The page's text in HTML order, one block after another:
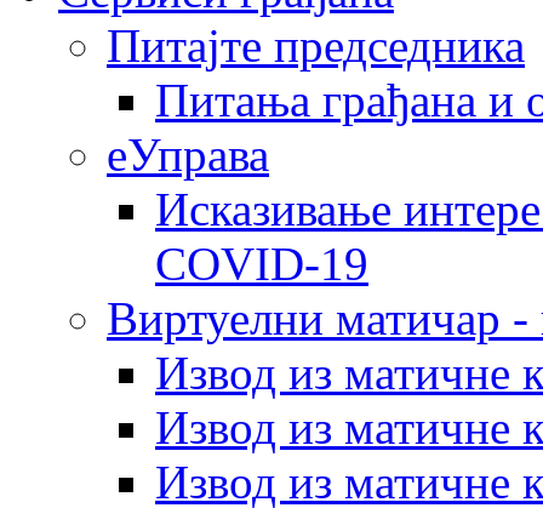
Питајте председника
Питања грађана и
еУправа
Исказивање
COVID-19
Виртуелни матичар -
Извод из матичне
Извод из матичне
Извод из матичне